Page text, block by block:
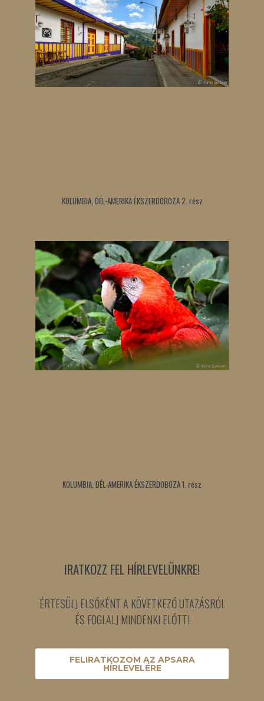
KOLUMBIA, DÉL-AMERIKA ÉKSZERDOBOZA 2. rész
KOLUMBIA, DÉL-AMERIKA ÉKSZERDOBOZA 1. rész
IRATKOZZ FEL HÍRLEVELÜNKRE!
ÉRTESÜLJ ELSŐKÉNT A KÖVETKEZŐ UTAZÁSRÓL
ÉS FOGLALJ MINDENKI ELŐTT!
FELIRATKOZOM AZ APSARA
HÍRLEVELÉRE